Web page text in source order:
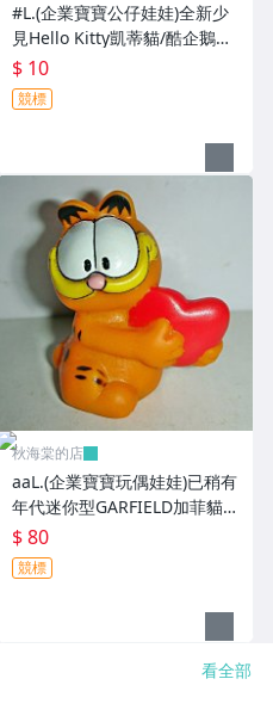
#L.(企業寶寶公仔娃娃)全新少
見Hello Kitty凱蒂貓/酷企鵝造
型紅包袋5個一套誠泰銀行所
贈!
$ 10
競標
秋海棠的店
aaL.(企業寶寶玩偶娃娃)已稍有
年代迷你型GARFIELD加菲貓
拿紅色心型造型公仔!--保存良
好值得收藏!/6房樂箱1
$ 80
競標
看全部